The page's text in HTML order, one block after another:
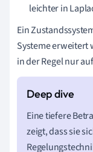
leichter in
Ein
Systeme
in der Regel nur
Eine tiefere
zeigt, dass sie